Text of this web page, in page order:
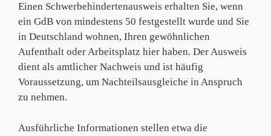
Einen Schwerbehindertenausweis erhalten Sie, wenn
ein GdB von mindestens 50 festgestellt wurde und Sie
in Deutschland wohnen, Ihren gewöhnlichen
Aufenthalt oder Arbeitsplatz hier haben. Der Ausweis
dient als amtlicher Nachweis und ist häufig
Voraussetzung, um Nachteilsausgleiche in Anspruch
zu nehmen.
Ausführliche Informationen stellen etwa die